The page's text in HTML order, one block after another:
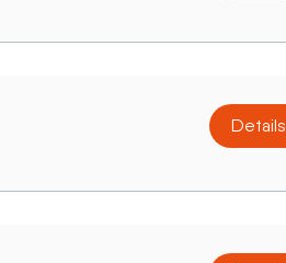
Details